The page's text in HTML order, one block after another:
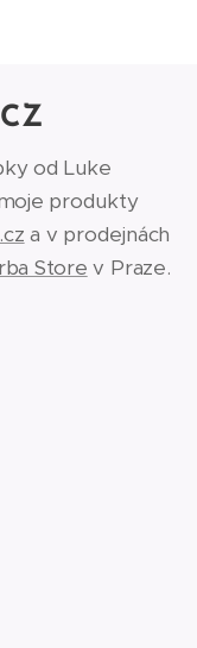
od Luke
produkty
a v prodejnách
Store v Praze.